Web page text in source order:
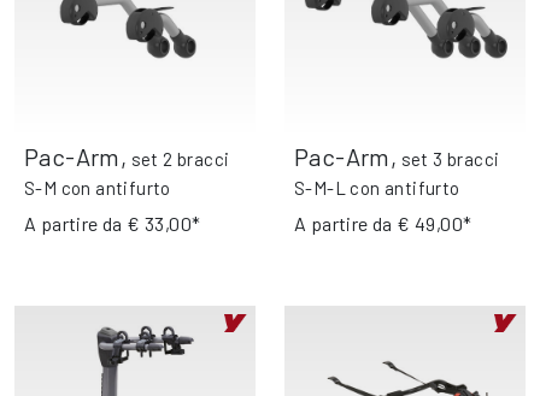
Pac-Arm, set 2 bracci
S-M con antifurto
A partire da € 33,00*
Pac-Arm, set 3 bracci
S-M-L con antifurto
A partire da € 49,00*